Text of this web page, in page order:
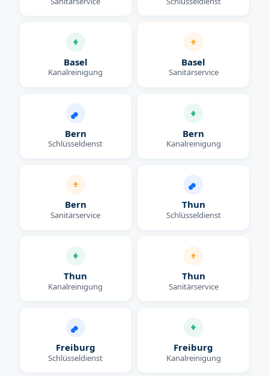
Basel
Kanalreinigung
Basel
Sanitärservice
Bern
Schlüsseldienst
Bern
Kanalreinigung
Bern
Sanitärservice
Thun
Schlüsseldienst
Thun
Kanalreinigung
Thun
Sanitärservice
Freiburg
Schlüsseldienst
Freiburg
Kanalreinigung